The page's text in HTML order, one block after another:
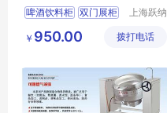
啤酒饮料柜 双门展柜
上海跃纳
有限公司
￥ 950.00 拨打电话